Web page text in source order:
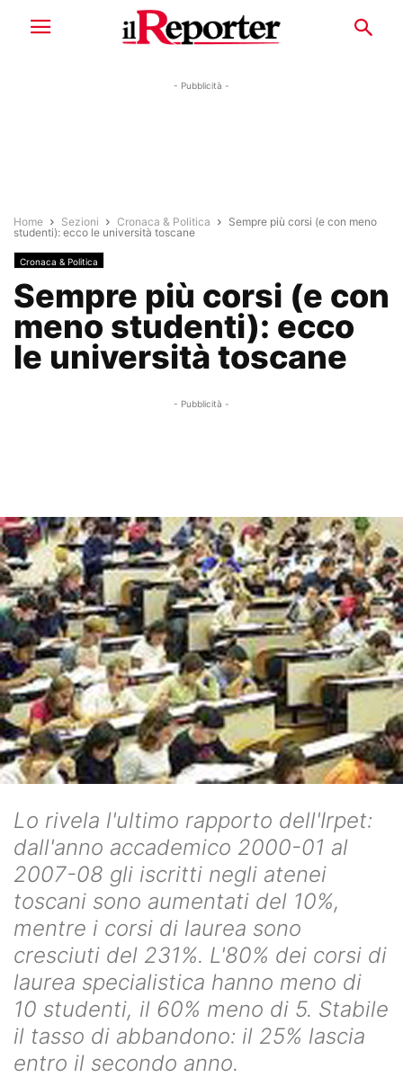
- Pubblicità -
Home Sezioni Cronaca & Politica
Sempre più corsi (e con meno
studenti): ecco le università toscane
Cronaca & Politica
Sempre più corsi (e con
meno studenti): ecco
le università toscane
- Pubblicità -
Lo rivela l'ultimo rapporto dell'Irpet:
dall'anno accademico 2000-01 al
2007-08 gli iscritti negli atenei
toscani sono aumentati del 10%,
mentre i corsi di laurea sono
cresciuti del 231%. L'80% dei corsi di
laurea specialistica hanno meno di
10 studenti, il 60% meno di 5. Stabile
il tasso di abbandono: il 25% lascia
entro il secondo anno.